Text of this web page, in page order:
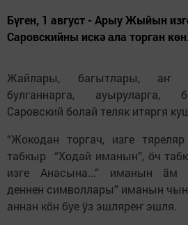
Бүген, 1 август - Арыу Жыйын
Саровскийны искә ала торган
Жайлары, багытлары, аҥ
булганнарга, ауыруларга,
Саровский болай теляк итяргя
“Жокодан торгач, изге
табкыр “Ходай иманын”, ӧч
изге Анасына...” иманын ӓм
деннен символлары” иманын
аннан кӧн буе ӱз эшляреҥ эшля.